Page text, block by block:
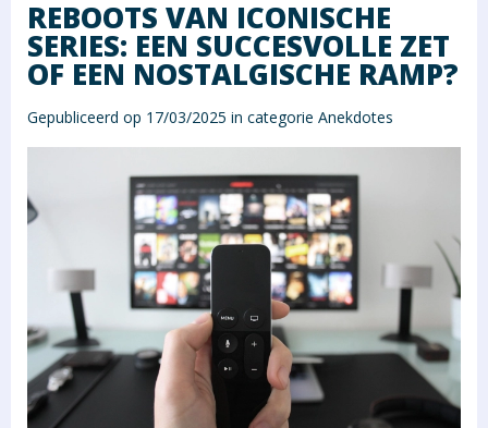
REBOOTS VAN ICONISCHE
SERIES: EEN SUCCESVOLLE ZET
OF EEN NOSTALGISCHE RAMP?
Gepubliceerd op 17/03/2025 in categorie Anekdotes